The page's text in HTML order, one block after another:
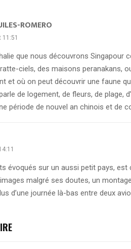
ROMERO
que nous découvrons Singapour
ciels, des maisons peranakans,
et où on peut découvrir une faune
de logement, de fleurs, de plage,
période de nouvel an chinois et de
évoqués sur un aussi petit pays,
malgré ses doutes, un
d’une journée là-bas entre deux